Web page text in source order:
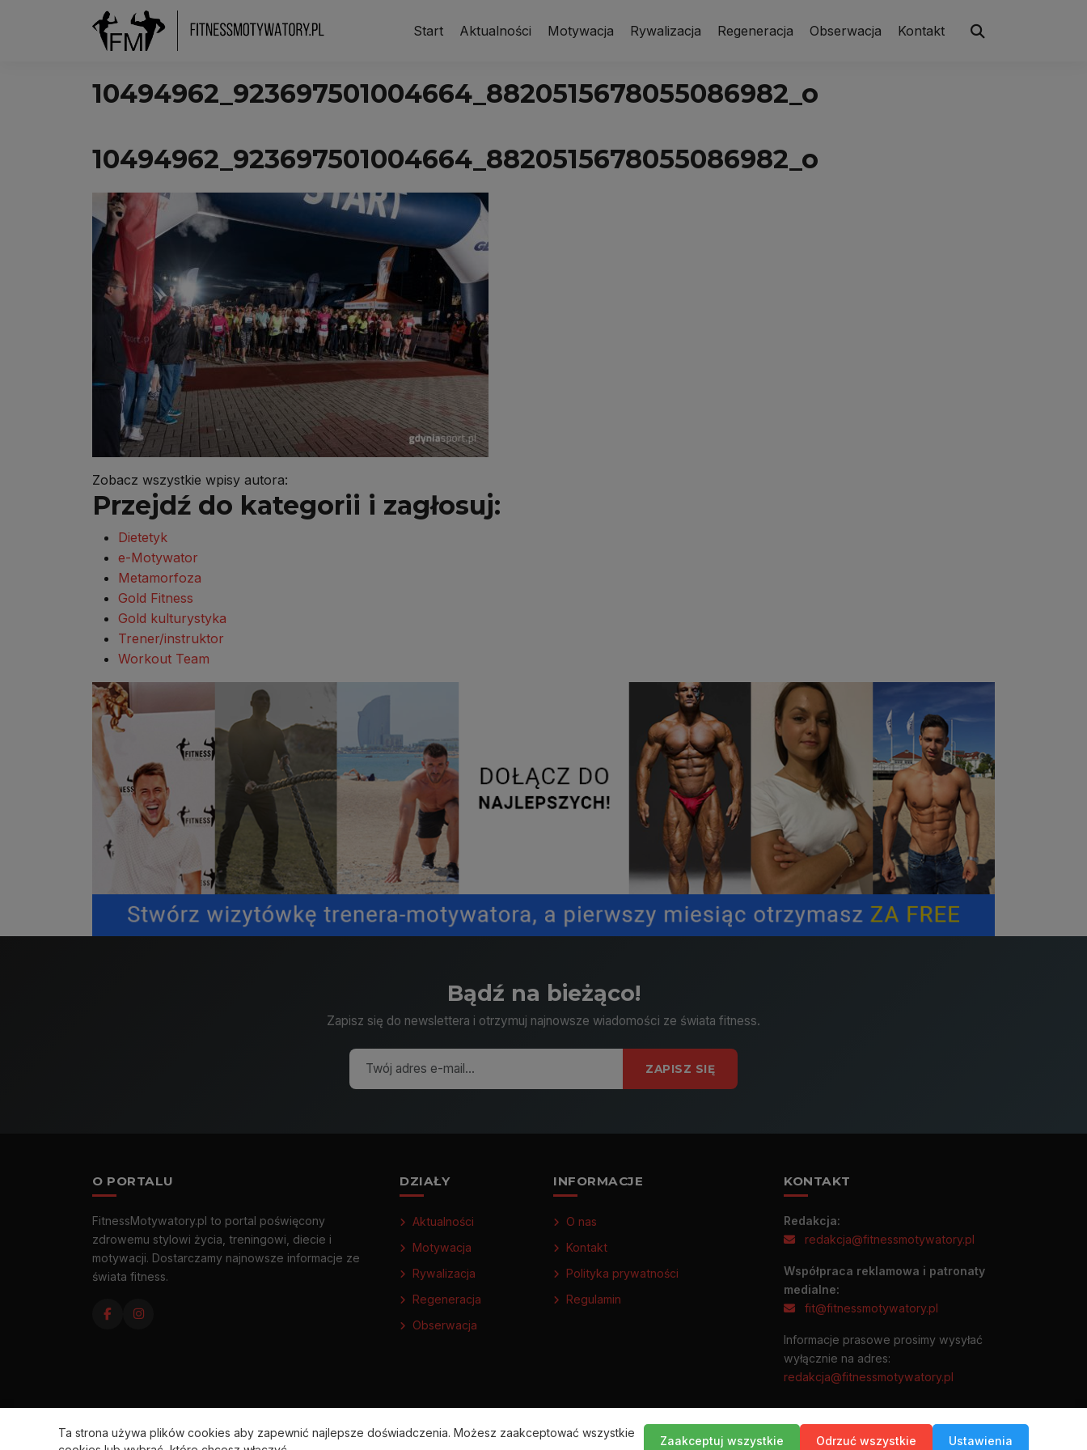
Start Aktualności Motywacja Rywalizacja Regeneracja Obserwacja Kontakt
10494962_923697501004664_8820515678055086982_o
10494962_923697501004664_8820515678055086982_o
Zobacz wszystkie wpisy autora:
Przejdź do kategorii i zagłosuj:
Dietetyk
e-Motywator
Metamorfoza
Gold Fitness
Gold kulturystyka
Trener/instruktor
Workout Team
Bądź na bieżąco!
Zapisz się do newslettera i otrzymuj najnowsze wiadomości ze świata fitness.
ZAPISZ SIĘ
O PORTALU
FitnessMotywatory.pl to portal poświęcony
zdrowemu stylowi życia, treningowi, diecie i
motywacji. Dostarczamy najnowsze informacje ze
świata fitness.
DZIAŁY
Aktualności
Motywacja
Rywalizacja
Regeneracja
Obserwacja
INFORMACJE
O nas
Kontakt
Polityka prywatności
Regulamin
KONTAKT
Redakcja:
redakcja@fitnessmotywatory.pl
Współpraca reklamowa i patronaty
medialne:
fit@fitnessmotywatory.pl
Informacje prasowe prosimy wysyłać
wyłącznie na adres:
redakcja@fitnessmotywatory.pl
Ta strona używa plików cookies aby zapewnić najlepsze doświadczenia. Możesz zaakceptować wszystkie
Zaakceptuj wszystkie Odrzuć wszystkie Ustawienia